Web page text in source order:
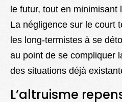
le futur, tout en
La négligence sur le court
les long-termistes à se
au point de se compliquer
des situations déjà
L’altruisme